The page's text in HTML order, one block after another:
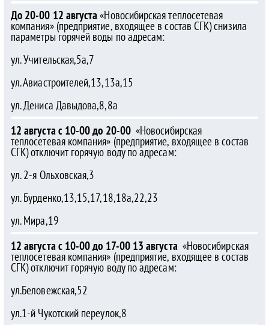
До 20-00 12 августа«Новосибирская теплосетевая
компания» (предприятие, входящее в состав СГК) снизила
параметры горячей воды по адресам:
ул. Учительская,5а,7
ул. Авиастроителей,13,13а,15
ул. Дениса Давыдова,8,8а
12 августа с 10-00 до 20-00 «Новосибирская
теплосетевая компания» (предприятие, входящее в состав
СГК) отключит горячую воду по адресам:
ул. 2-я Ольховская,3
ул. Бурденко,13,15,17,18,18а,22,23
ул. Мира,19
12 августа с 10-00 до 17-00 13 августа «Новосибирская
теплосетевая компания» (предприятие, входящее в состав
СГК) отключит горячую воду по адресам:
ул.Беловежская,52
ул.1-й Чукотский переулок,8